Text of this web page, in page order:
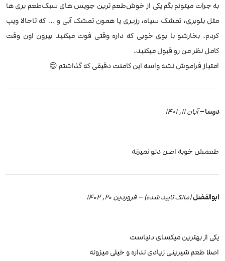
به جرات میتونم بگم یکی از خوش‌طعم‌ ترین جویس های سبک‌طعم‌ بری ها
مثل بلوبری، تمشک‌ سیاه، رزبری یا همون تمشک آبی و … که تاحالا ویپ
کردم. بخارشو با بوی خوبی که داره وقتی فوت میکنید بیرون اون وقت
کامل نظر من رو قبول میکنید.
امتیاز فراموش نشه واسه این کامنت دقیقی که گذاشتم 😌
درسا–آبان 11, 1401
طعمش خوبه اصن دلو نمیزنه
ابوالفضل(مالک تایید شده) –فروردین 20, 1402
یکی از بهترین میکسای دنیاست
اصلا طعم شیرینی زیادی نداره و خیلی میزونه